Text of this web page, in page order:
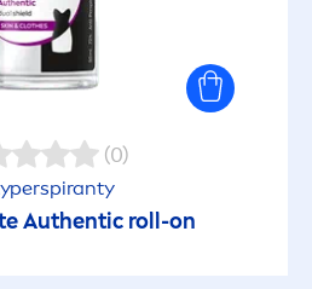
(0)
Authentic roll-on